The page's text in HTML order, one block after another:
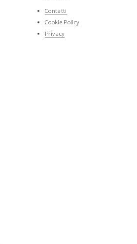
Contatti
Cookie Policy
Privacy